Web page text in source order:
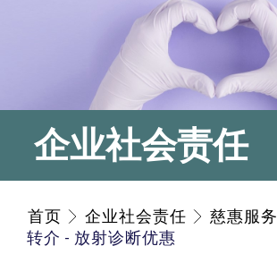
企业社会责任
首页 企业社会责任 慈惠服务
转介 - 放射诊断优惠